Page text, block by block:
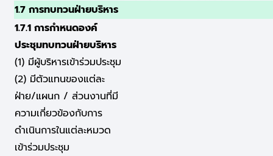
1.7 การทบทวนฝ่ายบริหาร
1.7.1 การกำหนดองค์
ประชุมทบทวนฝ่ายบริหาร
(1) มีผู้บริหารเข้าร่วมประชุม
(2) มีตัวแทนของแต่ละ
ฝ่าย/แผนก / ส่วนงานที่มี
ความเกี่ยวข้องกับการ
ดำเนินการในแต่ละหมวด
เข้าร่วมประชุม